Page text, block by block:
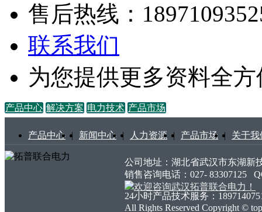
售后热线：
联系我们
为您提供更多资料全
产品中心 解决方案 电力技术 产品市场
产品中心 | 新闻中心 | 人力资源 | 产品市场 | 关于我
公司地址：湖北省武汉市东湖新
销售咨询电话：027- 83307125
24小时产品技术服务：
All Rights Reserved Copyright ©